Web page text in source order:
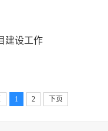
建设工作
1 2 下页